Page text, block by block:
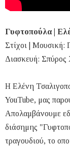
Γυφτοπούλα |
Στίχοι | Μουσική:
Διασκευή: Σπύρος
Η Ελένη
YouTube, μας
Απολαμβάνουμε
διάσημης
τραγουδιού, το